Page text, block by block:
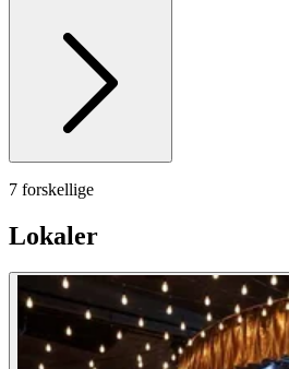
7 forskellige
Lokaler